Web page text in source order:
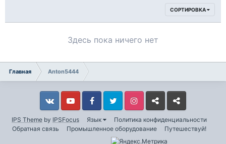
СОРТИРОВКА
Здесь пока ничего нет
Главная Anton5444
IPS Theme by IPSFocus Язык
Политика конфиденциальности
Обратная связь
Промышленное оборудование Путешествуй!
VkontakteYouTube FacebookTwitter InstagramLivejournalOdnoklassniki